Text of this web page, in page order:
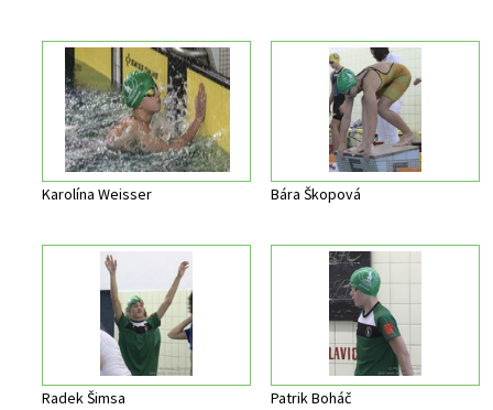
Karolína Weisser Bára Škopová
Radek Šimsa Patrik Boháč